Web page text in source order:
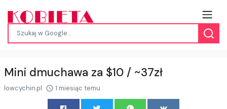
Mini dmuchawa za $10 / ~37zł
lowcychin.pl 1 miesiąc temu